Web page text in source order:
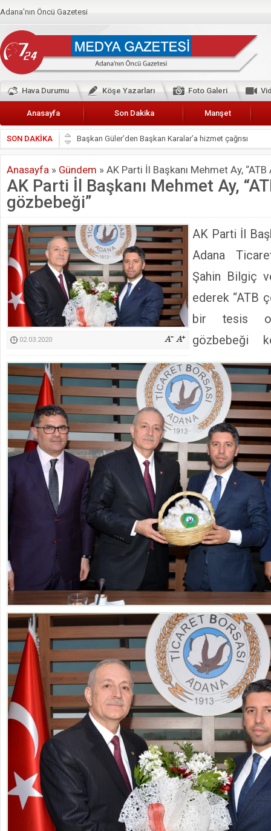
Adana'nın Öncü Gazetesi
Hava Durumu Köşe Yazarları Foto Galeri
Anasayfa Son Dakika Manşet
SON DAKİKA
Başkan Güler’den Başkan Karalar’a hizmet çağrısı
Lokantacılar ve Kebapçılar Esnaf Odası Başkanı Şefik
Hak-İş Abdurrahman Yücel
HDP İL BİNASININ ÖNÜNDE ANNELER TARİH
CEYHAN TİCARET ODASI
Hainler emellerine asla erişemeyecekler
BÖLGEMİZ ÇUKUROVA’DA 2019 YILI PAMUK
İyi Parti Yüreğir İlçe Başkanı Enis Akyürek
Kimyasallardan Koruma Derneği Başkanı Cennet Çelik
Anasayfa » Gündem » AK Parti İl Başkanı Mehmet Ay,
AK Parti İl Başkanı Mehmet Ay,
gözbebeği”
02.03.2020
AK Parti İl
Adana
Şahin Bilgiç
ederek “ATB
bir tesis
gözbebeği